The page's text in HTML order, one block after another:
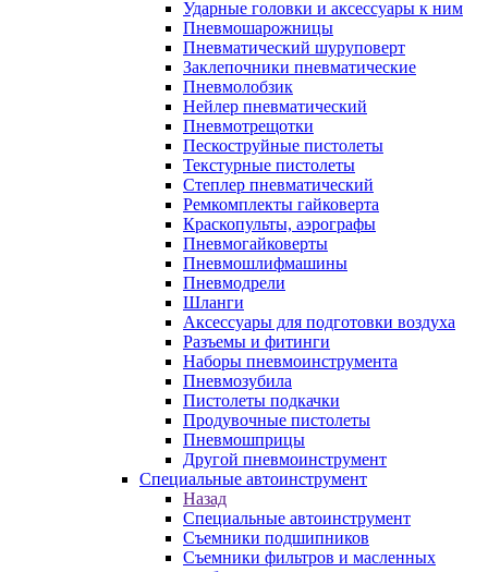
Ударные головки и аксессуары к ним
Пневмошарожницы
Пневматический шуруповерт
Заклепочники пневматические
Пневмолобзик
Нейлер пневматический
Пневмотрещотки
Пескоструйные пистолеты
Текстурные пистолеты
Степлер пневматический
Ремкомплекты гайковерта
Краскопульты, аэрографы
Пневмогайковерты
Пневмошлифмашины
Пневмодрели
Шланги
Аксессуары для подготовки воздуха
Разъемы и фитинги
Наборы пневмоинструмента
Пневмозубила
Пистолеты подкачки
Продувочные пистолеты
Пневмошприцы
Другой пневмоинструмент
Специальные автоинструмент
Назад
Специальные автоинструмент
Съемники подшипников
Съемники фильтров и масленных